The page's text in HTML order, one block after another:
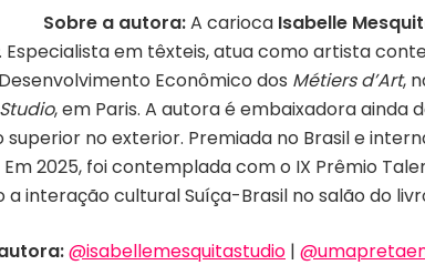
Sobre a autora:A carioca Isabelle
. Especialista em têxteis, atua como artista
Econômico dos Métiers d’Art,
, em Paris. A autora é embaixadora ainda
superior no exterior. Premiada no Brasil e
2025, foi contemplada com o IX Prêmio
a interação cultural Suíça-Brasil no salão do
@isabellemesquitastudio |